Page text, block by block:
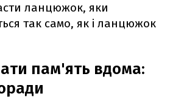
ланцюжок, яки
так само, як і ланцюжок
пам'ять вдома: